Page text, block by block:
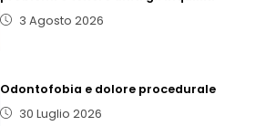
3 Agosto 2026
Odontofobia e dolore procedurale
30 Luglio 2026